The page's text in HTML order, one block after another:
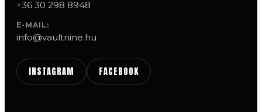
+36 30 298 8948
E-MAIL:
info@vaultnine.hu
INSTAGRAM FACEBOOK